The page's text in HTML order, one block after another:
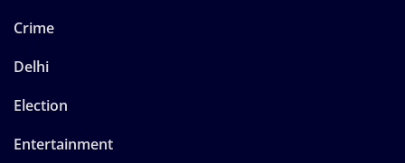
Crime
Delhi
Election
Entertainment